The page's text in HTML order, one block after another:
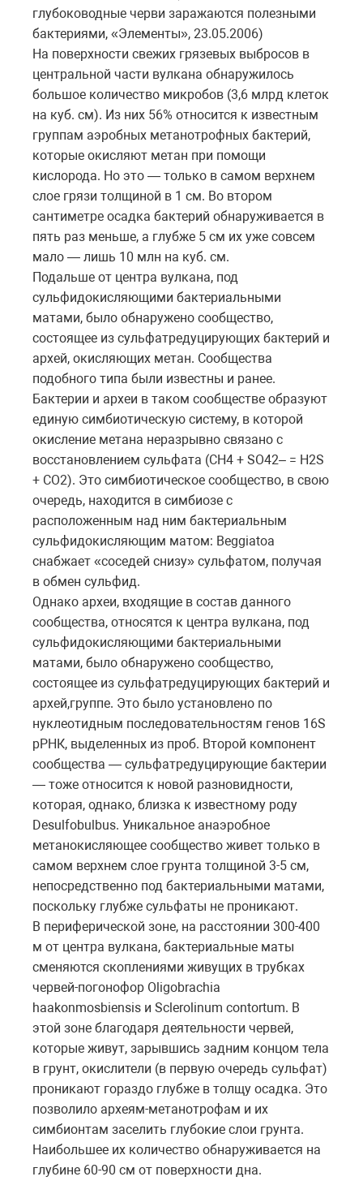
глубоководные черви заражаются полезными
бактериями, «Элементы», 23.05.2006)
На поверхности свежих грязевых выбросов в
центральной части вулкана обнаружилось
большое количество микробов (3,6 млрд клеток
на куб. см). Из них 56% относится к известным
группам аэробных метанотрофных бактерий,
которые окисляют метан при помощи
кислорода. Но это — только в самом верхнем
слое грязи толщиной в 1 см. Во втором
сантиметре осадка бактерий обнаруживается в
пять раз меньше, а глубже 5 см их уже совсем
мало — лишь 10 млн на куб. см.
Подальше от центра вулкана, под
сульфидокисляющими бактериальными
матами, было обнаружено сообщество,
состоящее из сульфатредуцирующих бактерий и
архей, окисляющих метан. Сообщества
подобного типа были известны и ранее.
Бактерии и археи в таком сообществе образуют
единую симбиотическую систему, в которой
окисление метана неразрывно связано с
восстановлением сульфата (CH4 + SO42– = H2S
+ CO2). Это симбиотическое сообщество, в свою
очередь, находится в симбиозе с
расположенным над ним бактериальным
сульфидокисляющим матом: Beggiatoa
снабжает «соседей снизу» сульфатом, получая
в обмен сульфид.
Однако археи, входящие в состав данного
сообщества, относятся к центра вулкана, под
сульфидокисляющими бактериальными
матами, было обнаружено сообщество,
состоящее из сульфатредуцирующих бактерий и
архей,группе. Это было установлено по
нуклеотидным последовательностям генов 16S
рРНК, выделенных из проб. Второй компонент
сообщества — сульфатредуцирующие бактерии
— тоже относится к новой разновидности,
которая, однако, близка к известному роду
Desulfobulbus. Уникальное анаэробное
метанокисляющее сообщество живет только в
самом верхнем слое грунта толщиной 3-5 см,
непосредственно под бактериальными матами,
поскольку глубже сульфаты не проникают.
В периферической зоне, на расстоянии 300-400
м от центра вулкана, бактериальные маты
сменяются скоплениями живущих в трубках
червей-погонофор Oligobrachia
haakonmosbiensis и Sclerolinum contortum. В
этой зоне благодаря деятельности червей,
которые живут, зарывшись задним концом тела
в грунт, окислители (в первую очередь сульфат)
проникают гораздо глубже в толщу осадка. Это
позволило археям-метанотрофам и их
симбионтам заселить глубокие слои грунта.
Наибольшее их количество обнаруживается на
глубине 60-90 см от поверхности дна.